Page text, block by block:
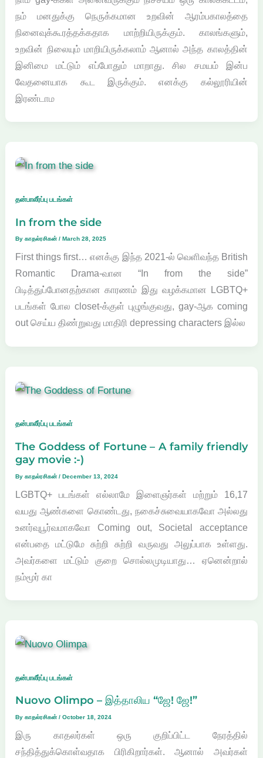
நம் மனதுக்கு நெருக்கமான உறவின் ஆரம்பகாலத்தை
நினைவுக்கூரத்தக்கதாக மாற்றியிருக்கும். காலங்களும்,
உறவின் நிலையும் மாறியிருக்கலாம் ஆனால் அந்த காலத்தின்
இனிமை மட்டும் எப்போதும் மாறாது. சில சமயம் இன்ப
வேதனையாக கூட இருக்கும். எனக்கு கல்லூரியின்
இரண்டாம
தன்பாலீர்ப்பு படங்கள்
In from the side
Byகாதல்ரசிகன்/March 28, 2025
First things first… எனக்கு இந்த 2021-ல் வெளிவந்த British
Romantic Drama-வான “In from the side”
பிடித்துப்போனதற்கான காரணம் இது வழக்கமான LGBTQ+
படங்கள் போல closet-க்குள் புழுங்குவது, gay-ஆக coming
out செய்ய திண்றுவது மாதிரி depressing characters இல்ல
தன்பாலீர்ப்பு படங்கள்
The Goddess of Fortune – A family friendly
gay movie :-)
Byகாதல்ரசிகன்/December 13, 2024
LGBTQ+ படங்கள் எல்லாமே இளைஞர்கள் மற்றும் 16,17
வயது ஆண்களை கொண்டது, நகைச்சுவையாகவோ அல்லது
உனர்வுபூர்வமாகவோ Coming out, Societal acceptance
என்பதை மட்டுமே சுற்றி சுற்றி வருவது அலுப்பாக உள்ளது.
அவர்களை மட்டும் குறை சொல்லமுடியாது… ஏனென்றால்
நம்மூர் கா
தன்பாலீர்ப்பு படங்கள்
Nuovo Olimpo – இத்தாலிய “ஜே! ஜே!”
Byகாதல்ரசிகன்/October 18, 2024
இரு காதலர்கள் ஒரு குறிப்பிட்ட நேரத்தில்
சந்தித்துக்கொள்வதாக பிரிகிறார்கள். ஆனால் அவர்கள்